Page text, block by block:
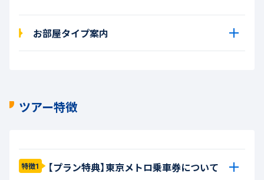
お部屋タイプ案内
ツアー特徴
特徴1 【プラン特典】東京メトロ乗車券について